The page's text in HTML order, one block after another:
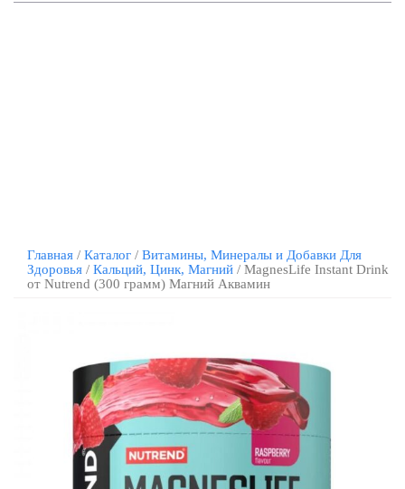
Главная/ Каталог/ Витамины, Минералы и Добавки Для
Здоровья/ Кальций, Цинк, Магний/ MagnesLife Instant Drink
от Nutrend (300 грамм) Магний Аквамин